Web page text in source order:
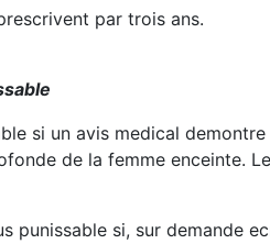
par trois ans.
si un avis medical
de la femme enceinte.
punissable si, sur demande